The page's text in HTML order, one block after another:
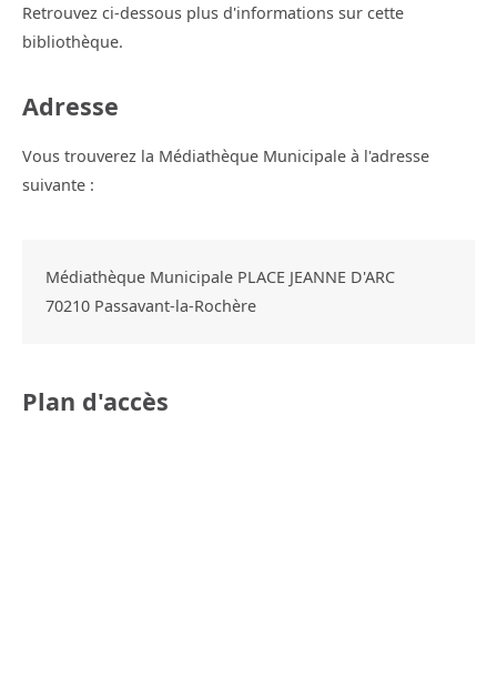
Retrouvez ci-dessous plus d'informations sur cette
bibliothèque.
Adresse
Vous trouverez la Médiathèque Municipale à l'adresse
suivante :
Médiathèque Municipale PLACE JEANNE D'ARC
70210 Passavant-la-Rochère
Plan d'accès